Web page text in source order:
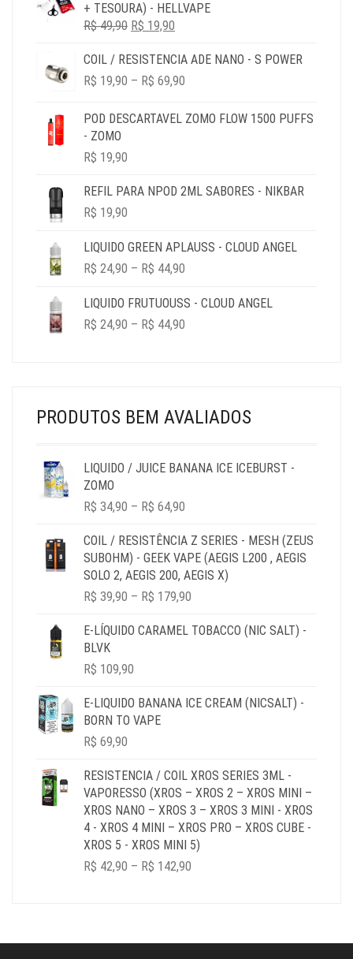
ERA:
R$ 79,90.
É:
+ TESOURA) - HELLVAPE
R$49,90 O
ORIGINAL
ERA:
R$ 19,90
ATUAL
É:
COIL / RESISTENCIA ADE NANO - S POWER
R$ 19,90 – R$ 69,90
R$ 19,90
POD DESCARTAVEL ZOMO FLOW 1500 PUFFS
- ZOMO
R$ 19,90
REFIL PARA NPOD 2ML SABORES - NIKBAR
R$ 19,90
LIQUIDO GREEN APLAUSS - CLOUD ANGEL
R$ 24,90 – R$ 44,90
R$ 24,90
LIQUIDO FRUTUOUSS - CLOUD ANGEL
R$ 24,90 – R$ 44,90
PRODUTOS BEM AVALIADOS
LIQUIDO / JUICE BANANA ICE ICEBURST -
ZOMO
R$ 34,90 – R$ 64,90
R$ 34,90
THROUGH
R$ 64,90
COIL / RESISTÊNCIA Z SERIES - MESH (ZEUS
SUBOHM) - GEEK VAPE (AEGIS L200 , AEGIS
SOLO 2, AEGIS 200, AEGIS X)
R$ 39,90 – R$ 179,90
R$ 39,90
E-LÍQUIDO CARAMEL TOBACCO (NIC SALT) -
BLVK
R$ 109,90
E-LIQUIDO BANANA ICE CREAM (NICSALT) -
BORN TO VAPE
R$ 69,90
RESISTENCIA / COIL XROS SERIES 3ML -
VAPORESSO (XROS – XROS 2 – XROS MINI –
XROS NANO – XROS 3 – XROS 3 MINI - XROS
4 - XROS 4 MINI – XROS PRO – XROS CUBE -
XROS 5 - XROS MINI 5)
R$ 42,90 – R$ 142,90